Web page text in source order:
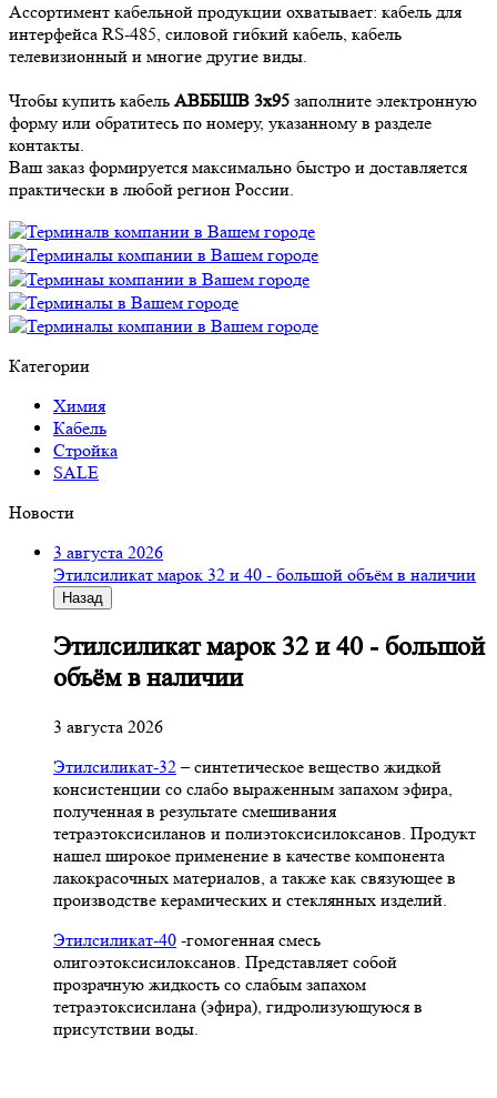
Ассортимент кабельной продукции охватывает: кабель для
интерфейса RS-485, силовой гибкий кабель, кабель
телевизионный и многие другие виды.
Чтобы купить кабель АВББШВ 3х95 заполните электронную
форму или обратитесь по номеру, указанному в разделе
контакты.
Ваш заказ формируется максимально быстро и доставляется
практически в любой регион России.
Категории
Химия
Кабель
Стройка
SALE
Новости
3 августа 2026
Этилсиликат марок 32 и 40 - большой объём в наличии
Назад
Этилсиликат марок 32 и 40 - большой
объём в наличии
3 августа 2026
Этилсиликат-32– синтетическое вещество жидкой
консистенции со слабо выраженным запахом эфира,
полученная в результате смешивания
тетpаэтоксисиланов и полиэтоксисилоксанов. Продукт
нашел широкое применение в качестве компонента
лакокрасочных материалов, а также как связующее в
производстве керамических и стеклянных изделий.
Этилсиликат-40 -гомогенная смесь
олигоэтоксисилоксанов. Представляет собой
прозрачную жидкость со слабым запахом
тетраэтоксисилана (эфира), гидролизующуюся в
присутствии воды.